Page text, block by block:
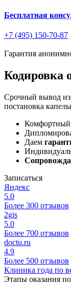
Бесплатная
+7 (495) 150-70-87
Гарантия
Кодировка
Срочный вывод из
постановка
Комфортный
Даем
Записаться
Яндекс
5.0
Более 300 отзывов
2gis
5.0
Более 700 отзывов
doctu.ru
4.9
Более 500 отзывов
Клиника года по
Этапы оказания